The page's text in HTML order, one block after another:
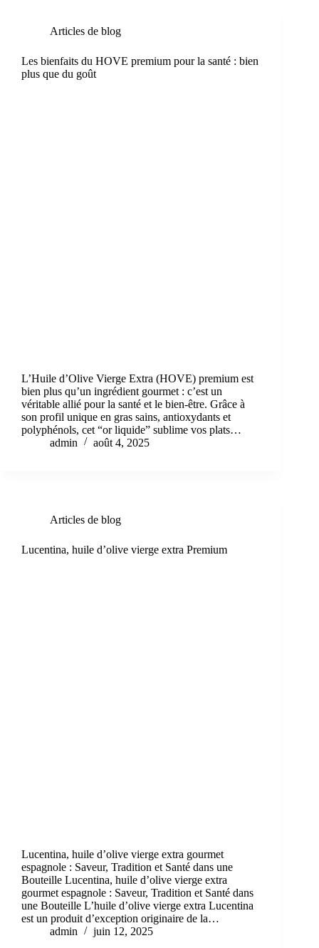
Articles de blog
Les bienfaits du HOVE premium pour la santé : bien
plus que du goût
L’Huile d’Olive Vierge Extra (HOVE) premium est
bien plus qu’un ingrédient gourmet : c’est un
véritable allié pour la santé et le bien-être. Grâce à
son profil unique en gras sains, antioxydants et
polyphénols, cet “or liquide” sublime vos plats…
admin
août 4, 2025
Articles de blog
Lucentina, huile d’olive vierge extra Premium
Lucentina, huile d’olive vierge extra gourmet
espagnole : Saveur, Tradition et Santé dans une
Bouteille Lucentina, huile d’olive vierge extra
gourmet espagnole : Saveur, Tradition et Santé dans
une Bouteille L’huile d’olive vierge extra Lucentina
est un produit d’exception originaire de la…
admin
juin 12, 2025